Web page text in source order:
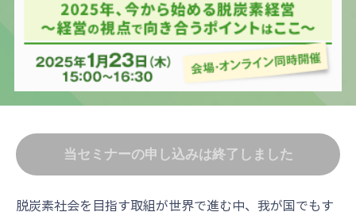
当セミナーの申し込みは終了しました
脱炭素社会を目指す取組が世界で進む中、我が国でもす